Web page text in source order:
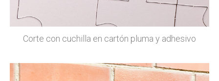
Corte con cuchilla en cartón pluma y adhesivo